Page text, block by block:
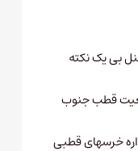
بی یک نکته
قطب جنوب
خرسهای قطبی